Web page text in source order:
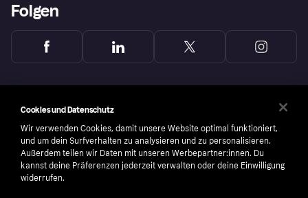
Folgen
Cookies und Datenschutz
Wir verwenden Cookies, damit unsere Website optimal funktioniert,
und um dein Surfverhalten zu analysieren und zu personalisieren.
Außerdem teilen wir Daten mit unseren Werbepartner:innen. Du
kannst deine Präferenzen jederzeit verwalten oder deine Einwilligung
widerrufen.